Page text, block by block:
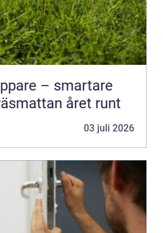
– smartare
året runt
03 juli 2026